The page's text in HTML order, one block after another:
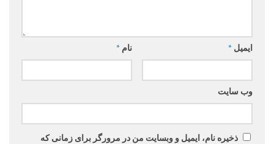
نام * ایمیل *
وب‌ سایت
ذخیره نام، ایمیل و وبسایت من در مرورگر برای زمانی که